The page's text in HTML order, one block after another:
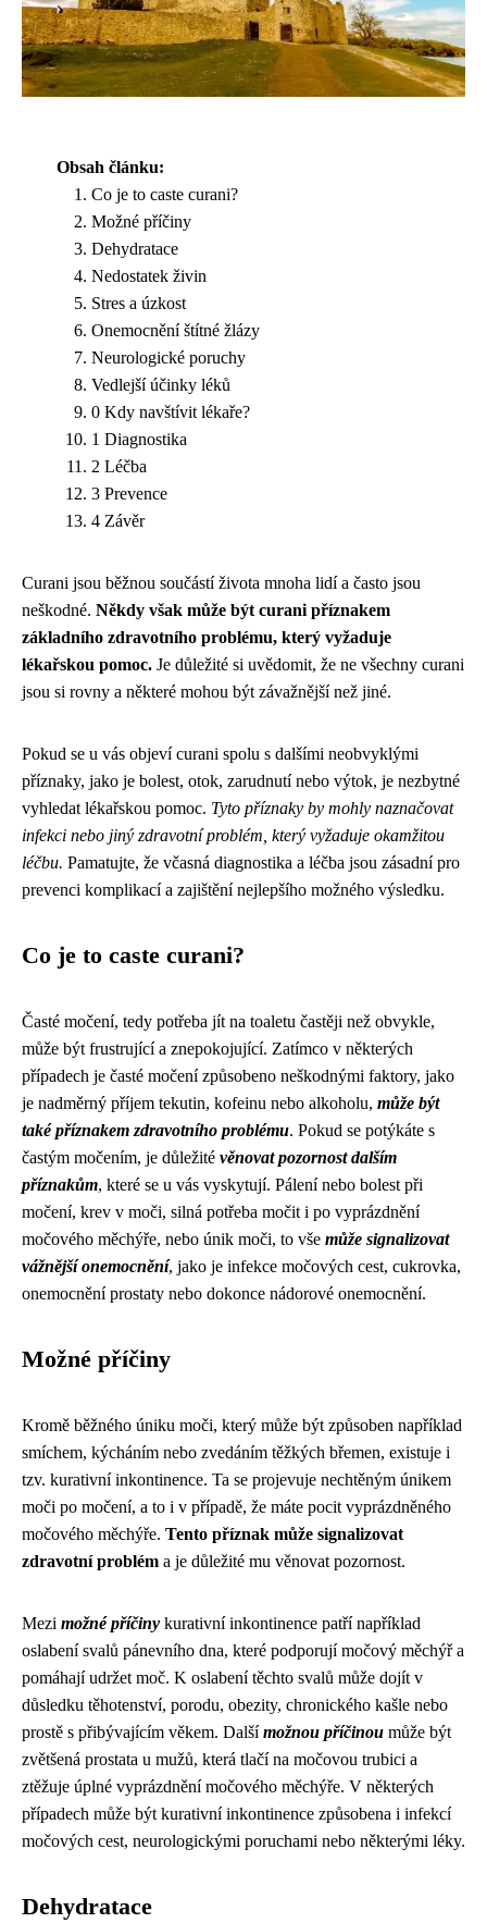
Obsah článku:
Co je to caste curani?
Možné příčiny
Dehydratace
Nedostatek živin
Stres a úzkost
Onemocnění štítné žlázy
Neurologické poruchy
Vedlejší účinky léků
0 Kdy navštívit lékaře?
1 Diagnostika
2 Léčba
3 Prevence
4 Závěr
Curani jsou běžnou součástí života mnoha lidí a často jsou
neškodné. Někdy však může být curani příznakem
základního zdravotního problému, který vyžaduje
lékařskou pomoc. Je důležité si uvědomit, že ne všechny curani
jsou si rovny a některé mohou být závažnější než jiné.
Pokud se u vás objeví curani spolu s dalšími neobvyklými
příznaky, jako je bolest, otok, zarudnutí nebo výtok, je nezbytné
vyhledat lékařskou pomoc. Tyto příznaky by mohly naznačovat
infekci nebo jiný zdravotní problém, který vyžaduje okamžitou
léčbu. Pamatujte, že včasná diagnostika a léčba jsou zásadní pro
prevenci komplikací a zajištění nejlepšího možného výsledku.
Co je to caste curani?
Časté močení, tedy potřeba jít na toaletu častěji než obvykle,
může být frustrující a znepokojující. Zatímco v některých
případech je časté močení způsobeno neškodnými faktory, jako
je nadměrný příjem tekutin, kofeinu nebo alkoholu, může být
také příznakem zdravotního problému. Pokud se potýkáte s
častým močením, je důležité věnovat pozornost dalším
příznakům, které se u vás vyskytují. Pálení nebo bolest při
močení, krev v moči, silná potřeba močit i po vyprázdnění
močového měchýře, nebo únik moči, to vše může signalizovat
vážnější onemocnění, jako je infekce močových cest, cukrovka,
onemocnění prostaty nebo dokonce nádorové onemocnění.
Možné příčiny
Kromě běžného úniku moči, který může být způsoben například
smíchem, kýcháním nebo zvedáním těžkých břemen, existuje i
tzv. kurativní inkontinence. Ta se projevuje nechtěným únikem
moči po močení, a to i v případě, že máte pocit vyprázdněného
močového měchýře. Tento příznak může signalizovat
zdravotní problém a je důležité mu věnovat pozornost.
Mezi možné příčiny kurativní inkontinence patří například
oslabení svalů pánevního dna, které podporují močový měchýř a
pomáhají udržet moč. K oslabení těchto svalů může dojít v
důsledku těhotenství, porodu, obezity, chronického kašle nebo
prostě s přibývajícím věkem. Dalšímožnou příčinou může být
zvětšená prostata u mužů, která tlačí na močovou trubici a
ztěžuje úplné vyprázdnění močového měchýře. V některých
případech může být kurativní inkontinence způsobena i infekcí
močových cest, neurologickými poruchami nebo některými léky.
Dehydratace